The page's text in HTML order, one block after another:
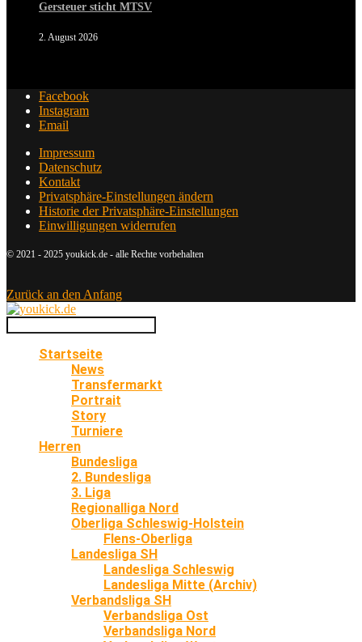
Gersteuer sticht MTSV
2. August 2026
Facebook
Instagram
Email
Impressum
Datenschutz
Kontakt
Privatsphäre-Einstellungen ändern
Historie der Privatsphäre-Einstellungen
Einwilligungen widerrufen
© 2021 - 2025 youkick.de - alle Rechte vorbehalten
Zurück an den Anfang
Startseite
News
Transfermarkt
Portrait
Story
Turniere
Herren
Bundesliga
2. Bundesliga
3. Liga
Regionalliga Nord
Oberliga Schleswig-Holstein
Flens-Oberliga
Landesliga SH
Landesliga Schleswig
Landesliga Mitte (Archiv)
Verbandsliga SH
Verbandsliga Ost
Verbandsliga Nord